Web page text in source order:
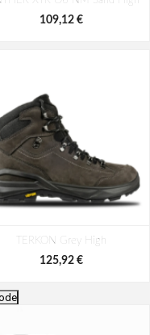
109,12 €
TERKON Grey High
125,92 €